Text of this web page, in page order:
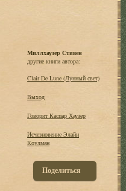
Миллхаузер Стивен
другие книги автора:
Clair De Lune (Лунный свет)
Выход
Говорит Каспар Хаузер
Исчезновение Элайн
Коулман
Поделиться